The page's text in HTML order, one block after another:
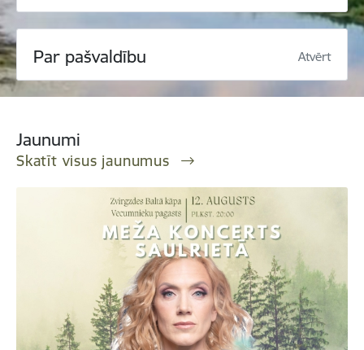
Par pašvaldību Atvērt
Jaunumi
Skatīt visus jaunumus